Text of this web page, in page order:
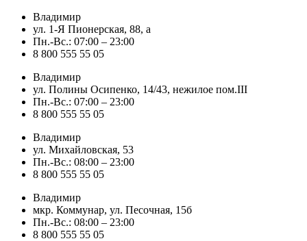
Владимир
ул. 1-Я Пионерская, 88, а
Пн.-Вс.: 07:00 – 23:00
8 800 555 55 05
Владимир
ул. Полины Осипенко, 14/43, нежилое пом.III
Пн.-Вс.: 07:00 – 23:00
8 800 555 55 05
Владимир
ул. Михайловская, 53
Пн.-Вс.: 08:00 – 23:00
8 800 555 55 05
Владимир
мкр. Коммунар, ул. Песочная, 15б
Пн.-Вс.: 08:00 – 23:00
8 800 555 55 05